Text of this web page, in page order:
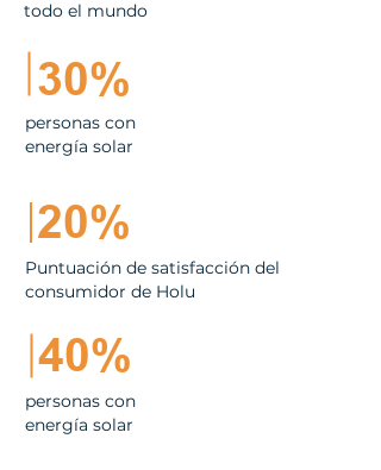
todo el mundo
30%
personas con
energía solar
20%
Puntuación de satisfacción del
consumidor de Holu
40%
personas con
energía solar